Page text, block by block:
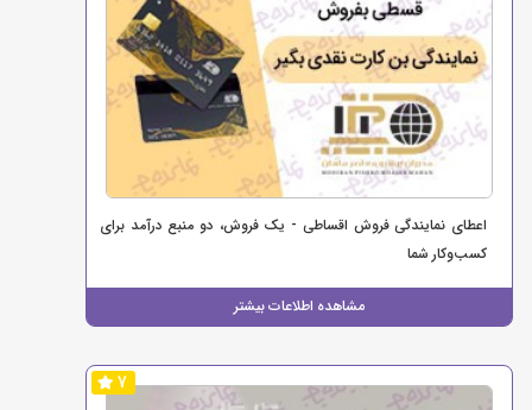
اعطای نمایندگی فروش اقساطی - یک فروش، دو منبع درآمد برای
کسب‌وکار شما
مشاهده اطلاعات بیشتر
7